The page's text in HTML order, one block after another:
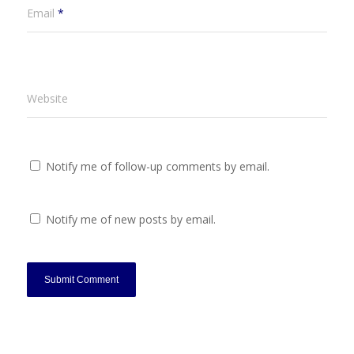
Email *
Website
Notify me of follow-up comments by email.
Notify me of new posts by email.